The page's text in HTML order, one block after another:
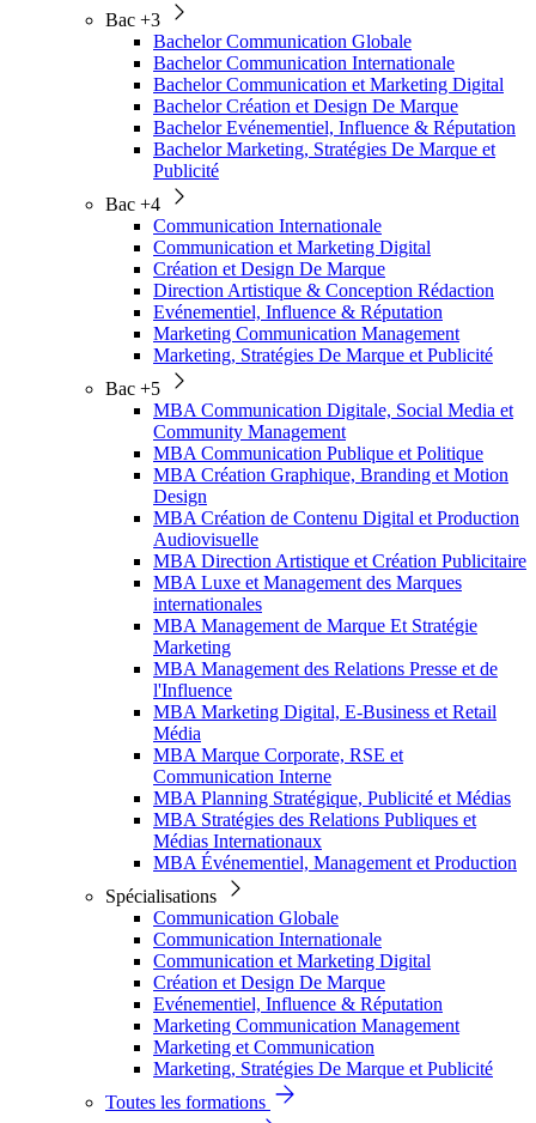
Bac +3
Bachelor Communication Globale
Bachelor Communication Internationale
Bachelor Communication et Marketing Digital
Bachelor Création et Design De Marque
Bachelor Evénementiel, Influence & Réputation
Bachelor Marketing, Stratégies De Marque et
Publicité
Bac +4
Communication Internationale
Communication et Marketing Digital
Création et Design De Marque
Direction Artistique & Conception Rédaction
Evénementiel, Influence & Réputation
Marketing Communication Management
Marketing, Stratégies De Marque et Publicité
Bac +5
MBA Communication Digitale, Social Media et
Community Management
MBA Communication Publique et Politique
MBA Création Graphique, Branding et Motion
Design
MBA Création de Contenu Digital et Production
Audiovisuelle
MBA Direction Artistique et Création Publicitaire
MBA Luxe et Management des Marques
internationales
MBA Management de Marque Et Stratégie
Marketing
MBA Management des Relations Presse et de
l'Influence
MBA Marketing Digital, E-Business et Retail
Média
MBA Marque Corporate, RSE et
Communication Interne
MBA Planning Stratégique, Publicité et Médias
MBA Stratégies des Relations Publiques et
Médias Internationaux
MBA Événementiel, Management et Production
Spécialisations
Communication Globale
Communication Internationale
Communication et Marketing Digital
Création et Design De Marque
Evénementiel, Influence & Réputation
Marketing Communication Management
Marketing et Communication
Marketing, Stratégies De Marque et Publicité
Toutes les formations